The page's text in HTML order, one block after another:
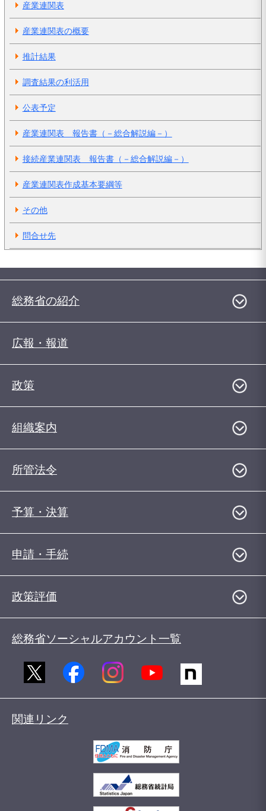
産業連関表
産業連関表の概要
推計結果
調査結果の利活用
公表予定
産業連関表 報告書（－総合解説編－）
接続産業連関表 報告書（－総合解説編－）
産業連関表作成基本要綱等
その他
問合せ先
総務省の紹介
広報・報道
政策
組織案内
所管法令
予算・決算
申請・手続
政策評価
総務省ソーシャルアカウント一覧
関連リンク